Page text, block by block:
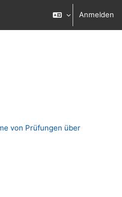
Anmelden
von Prüfungen über